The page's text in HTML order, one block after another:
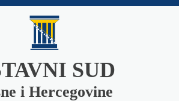
SUD
i Hercegovine